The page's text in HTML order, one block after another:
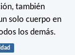
también
solo cuerpo en
los demás.